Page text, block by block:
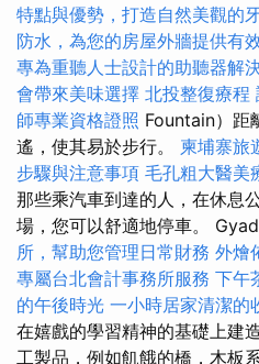
特點與優勢，打造自然美觀的
防水，為您的房屋外牆提供有
專為重聽人士設計的助聽器解
會帶來美味選擇 北投整復療程
師專業資格證照 Fountain）距
遙，使其易於步行。 柬埔寨旅
步驟與注意事項 毛孔粗大醫美
那些乘汽車到達的人，在休息
場，您可以舒適地停車。
所，幫助您管理日常財務 外燴
專屬台北會計事務所服務 下午
的午後時光 一小時居家清潔的
在嬉戲的學習精神的基礎上建
工製品，例如飢餓的橋，木板